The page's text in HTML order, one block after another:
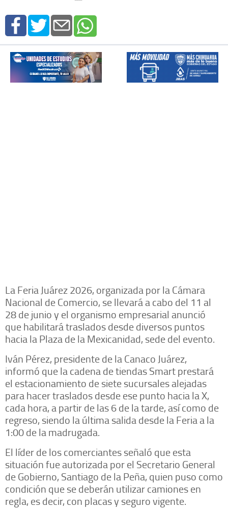
La Feria Juárez 2026, organizada por la Cámara
Nacional de Comercio, se llevará a cabo del 11 al
28 de junio y el organismo empresarial anunció
que habilitará traslados desde diversos puntos
hacia la Plaza de la Mexicanidad, sede del evento.
Iván Pérez, presidente de la Canaco Juárez,
informó que la cadena de tiendas Smart prestará
el estacionamiento de siete sucursales alejadas
para hacer traslados desde ese punto hacia la X,
cada hora, a partir de las 6 de la tarde, así como de
regreso, siendo la última salida desde la Feria a la
1:00 de la madrugada.
El líder de los comerciantes señaló que esta
situación fue autorizada por el Secretario General
de Gobierno, Santiago de la Peña, quien puso como
condición que se deberán utilizar camiones en
regla, es decir, con placas y seguro vigente.